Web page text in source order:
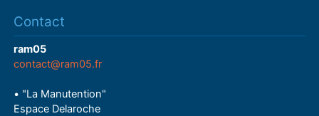
Contact
ram05
contact@ram05.fr
• "La Manutention"
Espace Delaroche